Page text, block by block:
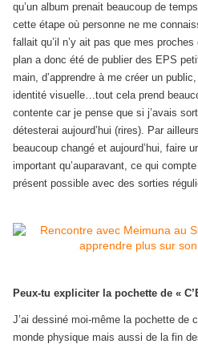
qu’un album prenait beaucoup de
cette étape où personne ne me
fallait qu’il n’y ait pas que mes
plan a donc été de publier des EPS
main, d’apprendre à me créer un
identité visuelle…tout cela prend
contente car je pense que si j’avais
détesterai aujourd’hui (rires). Par
beaucoup changé et aujourd’hui, faire
important qu’auparavant, ce qui
présent possible avec des sorties
Peux-tu expliciter la pochette de «
J’ai dessiné moi-même la pochette de
monde physique mais aussi de la fin